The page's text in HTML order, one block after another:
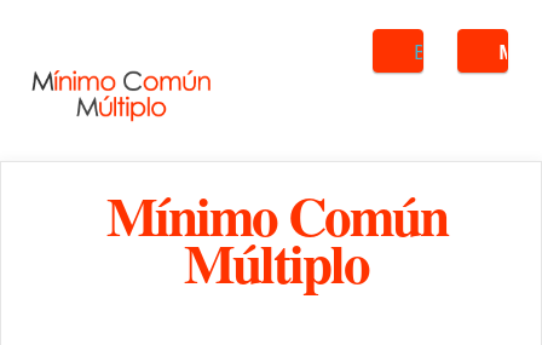
Buscar
Mínimo Común
Múltiplo